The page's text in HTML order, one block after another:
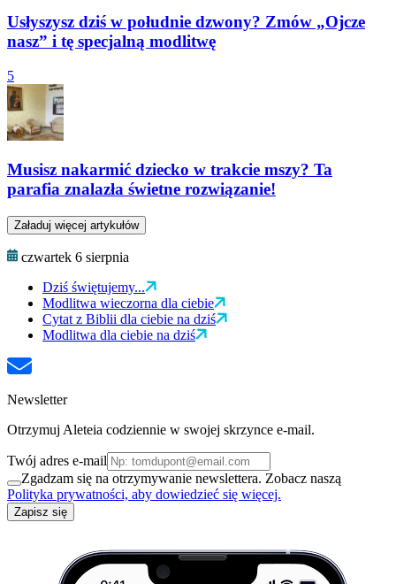
Usłyszysz dziś w południe dzwony? Zmów „Ojcze
nasz” i tę specjalną modlitwę
5
Musisz nakarmić dziecko w trakcie mszy? Ta
parafia znalazła świetne rozwiązanie!
Załaduj więcej artykułów
czwartek 6 sierpnia
Dziś świętujemy...
Modlitwa wieczorna dla ciebie
Cytat z Biblii dla ciebie na dziś
Modlitwa dla ciebie na dziś
Newsletter
Otrzymuj Aleteia codziennie w swojej skrzynce e-mail.
Twój adres e-mail
Zgadzam się na otrzymywanie newslettera. Zobacz naszą
Polityka prywatności, aby dowiedzieć się więcej.
Zapisz się